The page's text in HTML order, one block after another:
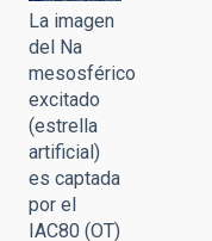
La imagen
del Na
mesosférico
excitado
(estrella
artificial)
es captada
por el
IAC80 (OT)